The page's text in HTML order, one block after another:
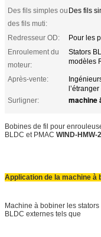
Des fils simples ou
des fils muti:
Des fils
Redresseur OD:
Pour les
Enroulement du
moteur:
Stators
modèles
Après-vente:
l’étranger
Surligner:
machine
Bobines de fil pour
BLDC et PMAC WIND-HMW-
Application de la machine à
Machine à bobiner les
BLDC externes tels que